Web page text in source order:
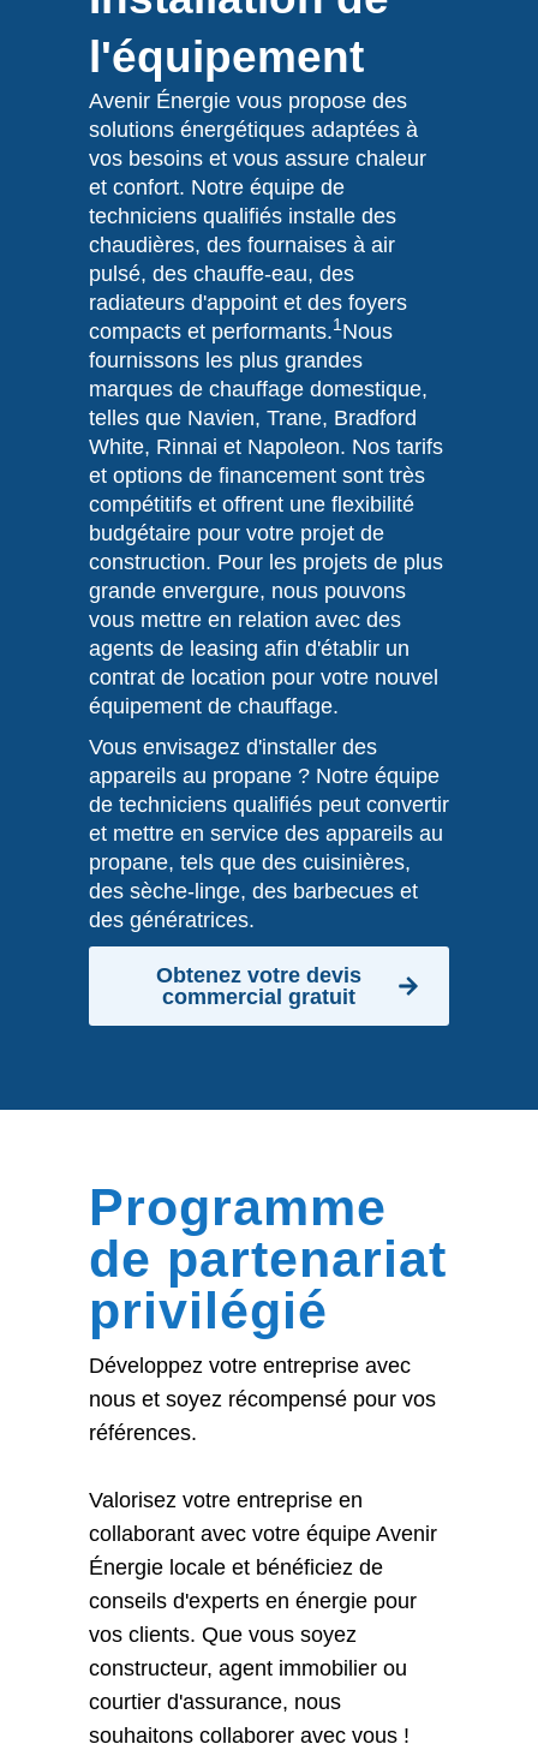
l'équipement
Avenir Énergie vous propose des
solutions énergétiques adaptées à
vos besoins et vous assure chaleur
et confort. Notre équipe de
techniciens qualifiés installe des
chaudières, des fournaises à air
pulsé, des chauffe-eau, des
radiateurs d'appoint et des foyers
compacts et performants.1 Nous
fournissons les plus grandes
marques de chauffage domestique,
telles que Navien, Trane, Bradford
White, Rinnai et Napoleon. Nos tarifs
et options de financement sont très
compétitifs et offrent une flexibilité
budgétaire pour votre projet de
construction. Pour les projets de plus
grande envergure, nous pouvons
vous mettre en relation avec des
agents de leasing afin d'établir un
contrat de location pour votre nouvel
équipement de chauffage.
Vous envisagez d'installer des
appareils au propane ? Notre équipe
de techniciens qualifiés peut convertir
et mettre en service des appareils au
propane, tels que des cuisinières,
des sèche-linge, des barbecues et
des génératrices.
Obtenez votre devis
commercial gratuit
Programme
de partenariat
privilégié
Développez votre entreprise avec
nous et soyez récompensé pour vos
références.
Valorisez votre entreprise en
collaborant avec votre équipe Avenir
Énergie locale et bénéficiez de
conseils d'experts en énergie pour
vos clients. Que vous soyez
constructeur, agent immobilier ou
courtier d'assurance, nous
souhaitons collaborer avec vous !